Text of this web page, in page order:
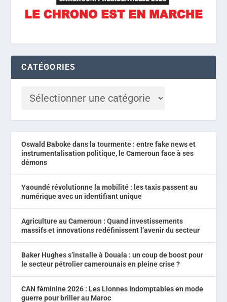
CATÉGORIES
Oswald Baboke dans la tourmente : entre fake news et
instrumentalisation politique, le Cameroun face à ses
démons
Yaoundé révolutionne la mobilité : les taxis passent au
numérique avec un identifiant unique
Agriculture au Cameroun : Quand investissements
massifs et innovations redéfinissent l’avenir du secteur
Baker Hughes s’installe à Douala : un coup de boost pour
le secteur pétrolier camerounais en pleine crise ?
CAN féminine 2026 : Les Lionnes Indomptables en mode
guerre pour briller au Maroc